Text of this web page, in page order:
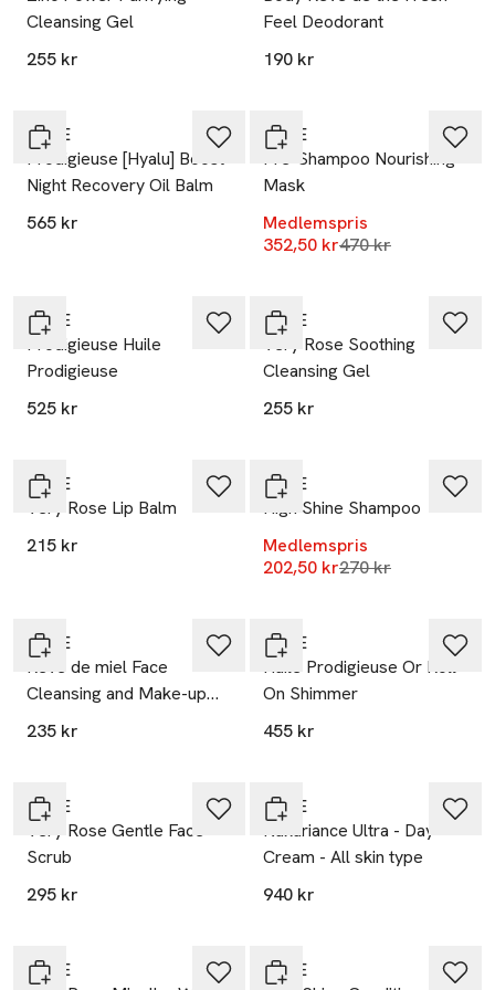
Cleansing Gel
255 kr
Feel Deodorant
190 kr
NUXE
Prodigieuse [Hyalu] Boost
Night Recovery Oil Balm
565 kr
NUXE
Pre-Shampoo Nourishing
Mask
Medlemspris
352,50 krLägsta pris 30
470 kr
NUXE
Prodigieuse Huile
Prodigieuse
525 kr
NUXE
Very Rose Soothing
Cleansing Gel
255 kr
NUXE
Very Rose Lip Balm
215 kr
NUXE
High Shine Shampoo
Medlemspris
202,50 krLägsta pris 30
270 kr
NUXE
Rêve de miel Face
Cleansing and Make-up
Removing Gel, 200 ml
235 kr
NUXE
Huile Prodigieuse Or Roll-
On Shimmer
455 kr
NUXE
Very Rose Gentle Face
Scrub
295 kr
NUXE
Nuxuriance Ultra - Day
Cream - All skin type
940 kr
NUXE
NUXE